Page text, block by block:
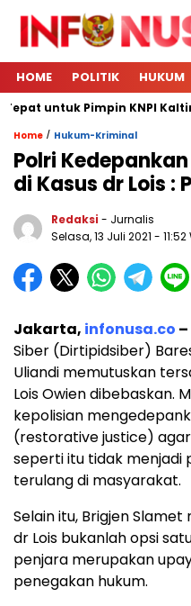
HOME POLITIK HUKUM
untuk Pimpin KNPI Kaltim
Home / Hukum-Kriminal
Polri
di Kasus dr Lois :
Redaksi - Jurnalis
Selasa, 13 Juli 2021 - 11:52
Jakarta, infonusa.co –
Siber (Dirtipidsiber)
Uliandi memutuskan
Lois Owien dibebaskan.
kepolisian
(restorative justice)
seperti itu tidak
terulang di masyarakat.
Selain itu, Brigjen
dr Lois bukanlah opsi
penjara merupakan
penegakan hukum.